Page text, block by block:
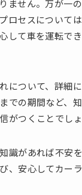
ません。万が一
ロセスについて
して車を運転で
ついて、詳細
での期間など、
がつくことでしょ
識があれば不安
安心してカー